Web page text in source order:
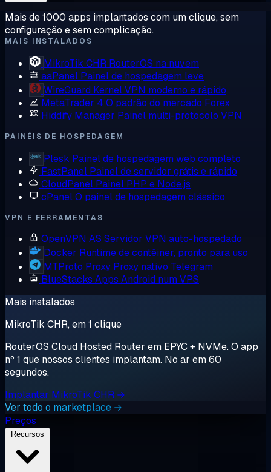
Mais de 1000 apps implantados com um clique, sem
configuração e sem complicação.
MAIS INSTALADOS
MikroTik CHR RouterOS na nuvem
aaPanel Painel de hospedagem leve
WireGuard Kernel VPN moderno e rápido
MetaTrader 4 O padrão do mercado Forex
Hiddify Manager Painel multi-protocolo VPN
PAINÉIS DE HOSPEDAGEM
Plesk Painel de hospedagem web completo
FastPanel Painel de servidor grátis e rápido
CloudPanel Painel PHP e Node.js
cPanelO painel de hospedagem clássico
VPN E FERRAMENTAS
OpenVPN AS Servidor VPN auto-hospedado
Docker Runtime de contêiner, pronto para uso
MTProto Proxy Proxy nativo Telegram
BlueStacks Apps Android num VPS
Mais instalados
MikroTik CHR, em 1 clique
RouterOS Cloud Hosted Router em EPYC + NVMe. O app
nº 1 que nossos clientes implantam. No ar em 60
segundos.
Implantar MikroTik CHR →
Ver todo o marketplace →
Preços